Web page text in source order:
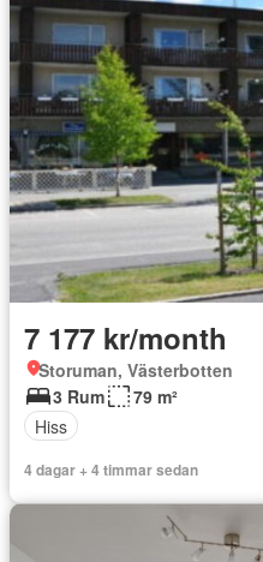
7 177 kr/month
Storuman, Västerbotten
3 Rum
79 m²
Hiss
4 dagar + 4 timmar sedan